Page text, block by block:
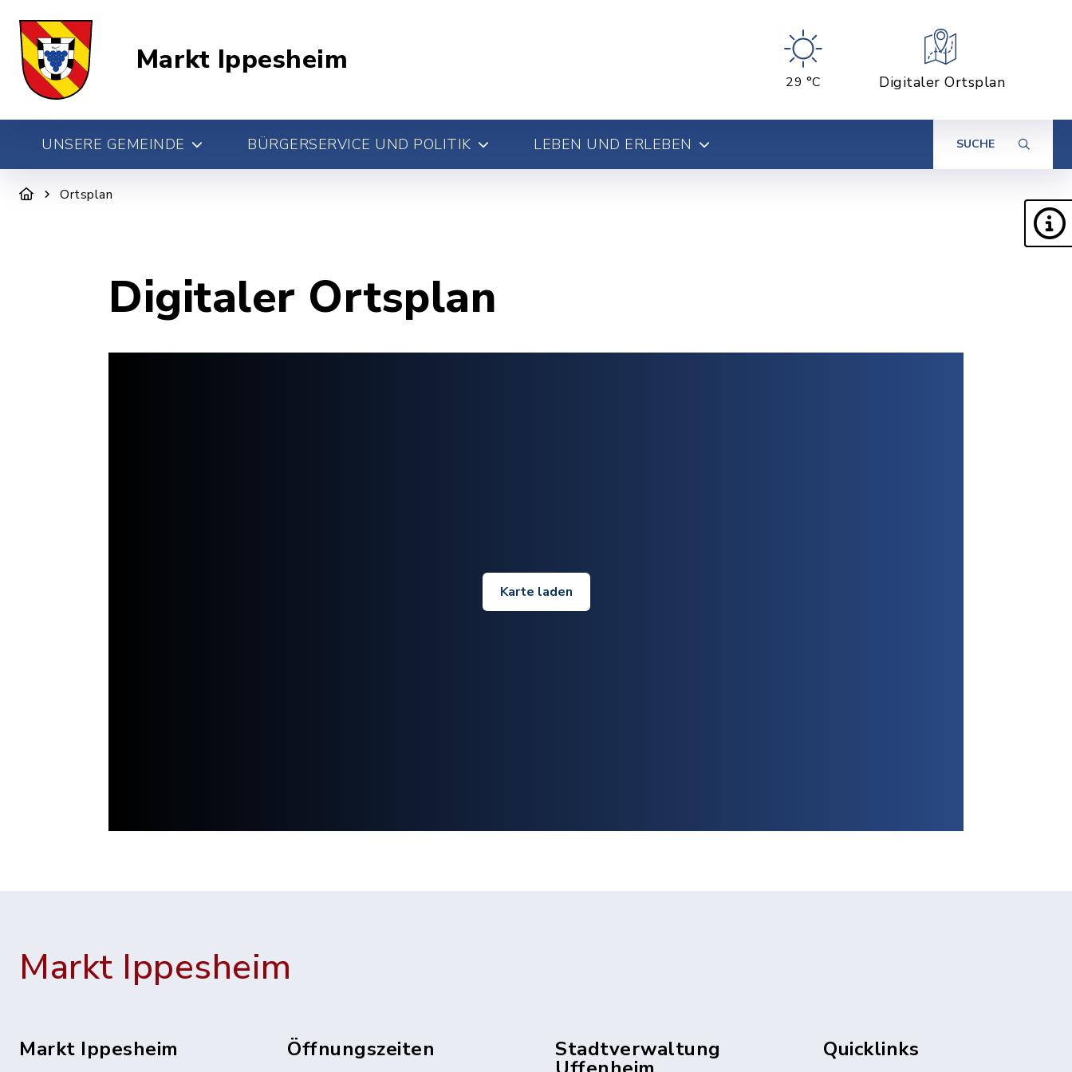
Markt Ippesheim
29 °C Digitaler Ortsplan
UNSERE GEMEINDE BÜRGERSERVICE UND POLITIK LEBEN UND ERLEBEN SUCHE
Ortsplan
Digitaler Ortsplan
Karte laden
Markt Ippesheim
Markt Ippesheim Öffnungszeiten Stadtverwaltung Quicklinks